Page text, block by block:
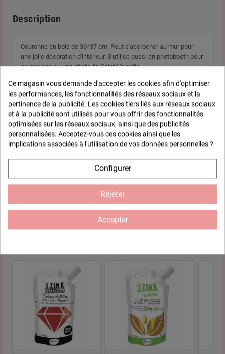
Description
Couronne en bois de 36*37 cm. Peut s'accrocher au mur pour
une jolie décoration d'intérieur. S'utilise aussi en photobooth pour
un mariage ou une photo de Saint Valentin.
Fiche technique
Epaisseur 0,6 cm
possibles : peinture, papier,
mosaïque, collage, etc...
Composition Medium Certifié PEFC 100%
Ce magasin vous demande d'accepter les cookies afin d'optimiser
les performances, les fonctionnalités des réseaux sociaux et la
pertinence de la publicité. Les cookies tiers liés aux réseaux sociaux
et à la publicité sont utilisés pour vous offrir des fonctionnalités
optimisées sur les réseaux sociaux, ainsi que des publicités
personnalisées. Acceptez-vous ces cookies ainsi que les
implications associées à l'utilisation de vos données personnelles ?
Configurer
Rejeter
Accepter